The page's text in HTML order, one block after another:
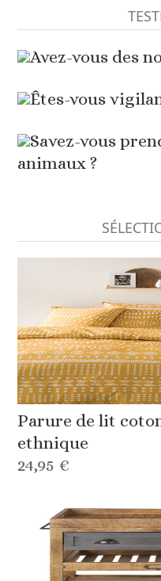
Avez-vous des
Êtes-vous
Savez-vous
animaux ?
Parure de lit
ethnique
24,95 €